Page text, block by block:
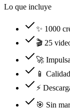
Lo que incluye
✨ 1000
🎬 25
🚀
📱
⚡
🎯 Sin